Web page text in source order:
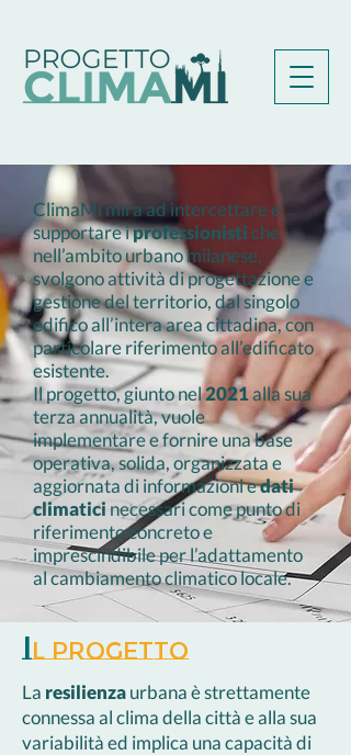
ClimaMi mira ad intercettare e
supportare iprofessionistiche
nell’ambito urbano milanese,
svolgono attività di progettazione e
gestione del territorio, dal singolo
edifico all’intera area cittadina, con
particolare riferimento all’edificato
esistente.
Il progetto, giunto nel2021alla sua
terza annualità, vuole
implementare e fornire una base
operativa, solida, organizzata e
aggiornata di informazioni edati
climatici necessari come punto di
riferimento concreto e
imprescindibile per l’adattamento
al cambiamento climatico locale.
Il progetto
La resilienzaurbana è strettamente
connessa al clima della città e alla sua
variabilità ed implica una capacità di